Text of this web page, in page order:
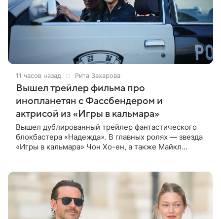
11 часов назад Рита Захарова
Вышел трейлер фильма про
инопланетян с Фассбендером и
актрисой из «Игры в кальмара»
Вышел дублированный трейлер фантастического
блокбастера «Надежда». В главных ролях — звезда
«Игры в кальмара» Чон Хо-ен, а также Майкл